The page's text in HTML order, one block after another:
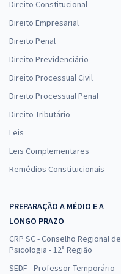
Direito Constitucional
Direito Empresarial
Direito Penal
Direito Previdenciário
Direito Processual Civil
Direito Processual Penal
Direito Tributário
Leis
Leis Complementares
Remédios Constitucionais
PREPARAÇÃO A MÉDIO E A
LONGO PRAZO
CRP SC - Conselho Regional de
Psicologia - 12ª Região
SEDF - Professor Temporário